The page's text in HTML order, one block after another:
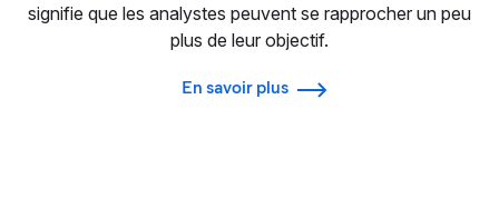
signifie que les analystes peuvent se rapprocher un peu
plus de leur objectif.
En savoir plus